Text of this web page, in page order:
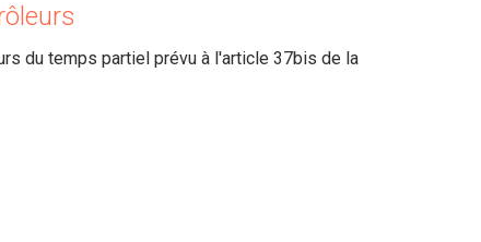
du temps partiel prévu à l'article 37bis de la